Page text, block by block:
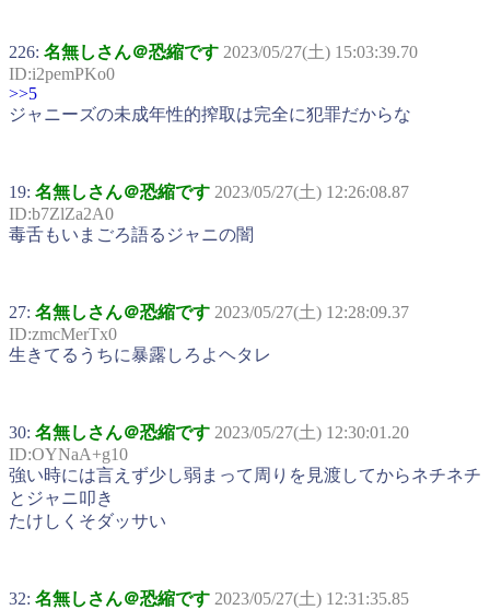
226: 名無しさん＠恐縮です 2023/05/27(土) 15:03:39.70
ID:i2pemPKo0
>>5
ジャニーズの未成年性的搾取は完全に犯罪だからな
19: 名無しさん＠恐縮です 2023/05/27(土) 12:26:08.87
ID:b7ZlZa2A0
毒舌もいまごろ語るジャニの闇
27: 名無しさん＠恐縮です 2023/05/27(土) 12:28:09.37
ID:zmcMerTx0
生きてるうちに暴露しろよヘタレ
30: 名無しさん＠恐縮です 2023/05/27(土) 12:30:01.20
ID:OYNaA+g10
強い時には言えず少し弱まって周りを見渡してからネチネチ
とジャニ叩き
たけしくそダッサい
32: 名無しさん＠恐縮です 2023/05/27(土) 12:31:35.85